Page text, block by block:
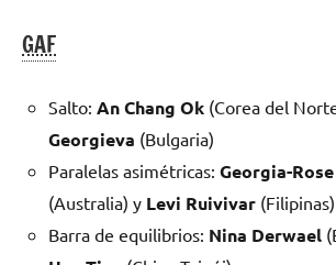
GAF
Salto: An Chang Ok (Corea del
Georgieva (Bulgaria)
Paralelas asimétricas: Georgia-
(Australia) y Levi Ruivivar (Filipinas)
Barra de equilibrios: Nina Derwael